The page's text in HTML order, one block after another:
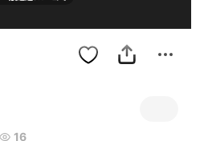
16